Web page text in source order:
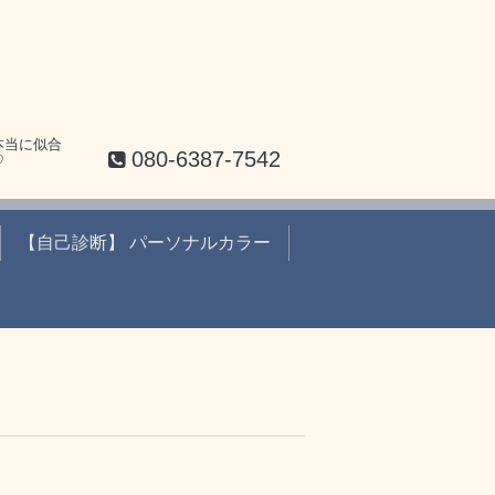
当に似合
080-6387-7542
【自己診断】 パーソナルカラー